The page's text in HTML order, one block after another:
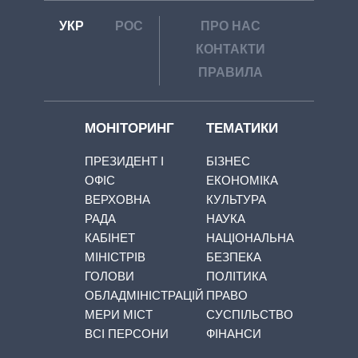
УКР РОС
ПРО НАС
КОНТАКТИ
ПРАВИЛА
МОНІТОРИНГ
ПРЕЗИДЕНТ І
ОФІС
ВЕРХОВНА
РАДА
КАБІНЕТ
МІНІСТРІВ
ГОЛОВИ
ОБЛАДМІНІСТРАЦІЙ
МЕРИ МІСТ
ВСІ ПЕРСОНИ
ТЕМАТИКИ
БІЗНЕС
ЕКОНОМІКА
КУЛЬТУРА
НАУКА
НАЦІОНАЛЬНА
БЕЗПЕКА
ПОЛІТИКА
ПРАВО
СУСПІЛЬСТВО
ФІНАНСИ